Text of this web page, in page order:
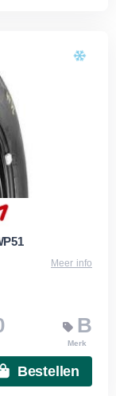
Meer info
B
Merk
Bestellen